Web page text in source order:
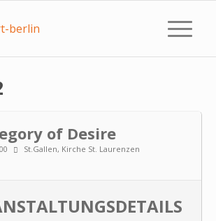
of Desire
St.Gallen, Kirche St. Laurenzen